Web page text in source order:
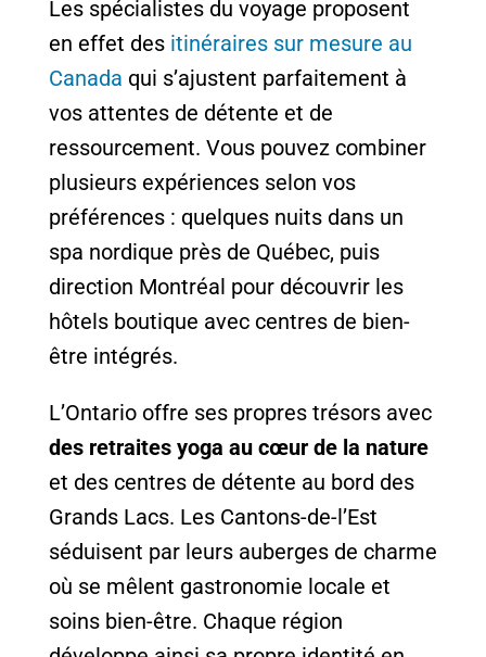
Les spécialistes du voyage proposent
en effet des itinéraires sur mesure au
Canada qui s’ajustent parfaitement à
vos attentes de détente et de
ressourcement. Vous pouvez combiner
plusieurs expériences selon vos
préférences : quelques nuits dans un
spa nordique près de Québec, puis
direction Montréal pour découvrir les
hôtels boutique avec centres de bien-
être intégrés.
L’Ontario offre ses propres trésors avec
des retraites yoga au cœur de la nature
et des centres de détente au bord des
Grands Lacs. Les Cantons-de-l’Est
séduisent par leurs auberges de charme
où se mêlent gastronomie locale et
soins bien-être. Chaque région